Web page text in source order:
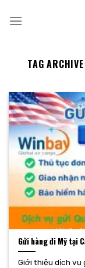
TAG
Gửi hàng đi Mỹ tại
Giới thiệu dịch vụ